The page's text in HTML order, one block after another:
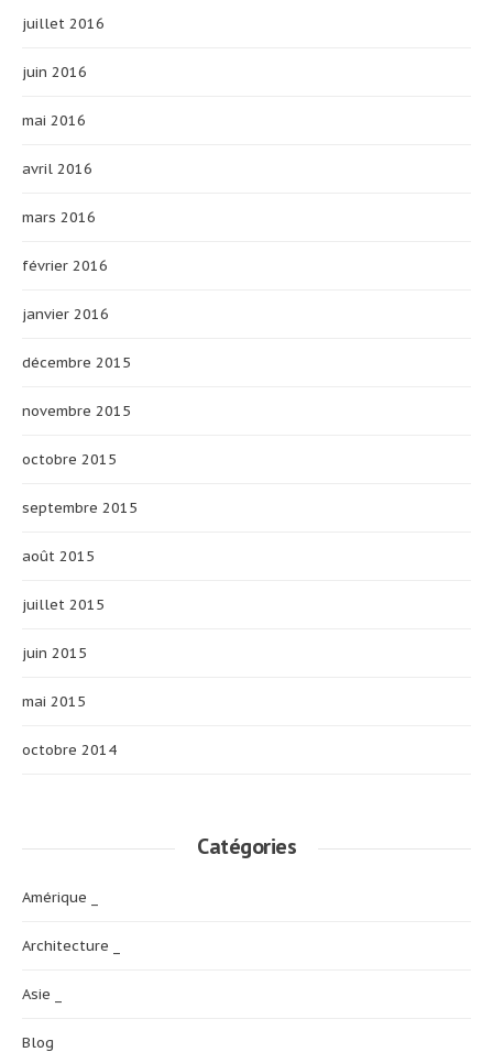
juillet 2016
juin 2016
mai 2016
avril 2016
mars 2016
février 2016
janvier 2016
décembre 2015
novembre 2015
octobre 2015
septembre 2015
août 2015
juillet 2015
juin 2015
mai 2015
octobre 2014
Catégories
Amérique _
Architecture _
Asie _
Blog